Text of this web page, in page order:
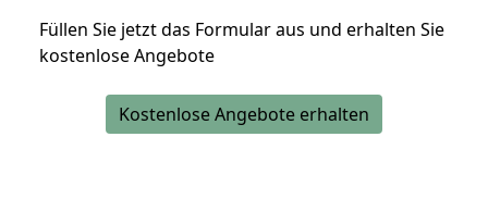
Füllen Sie jetzt das Formular aus und erhalten Sie
kostenlose Angebote
Kostenlose Angebote erhalten